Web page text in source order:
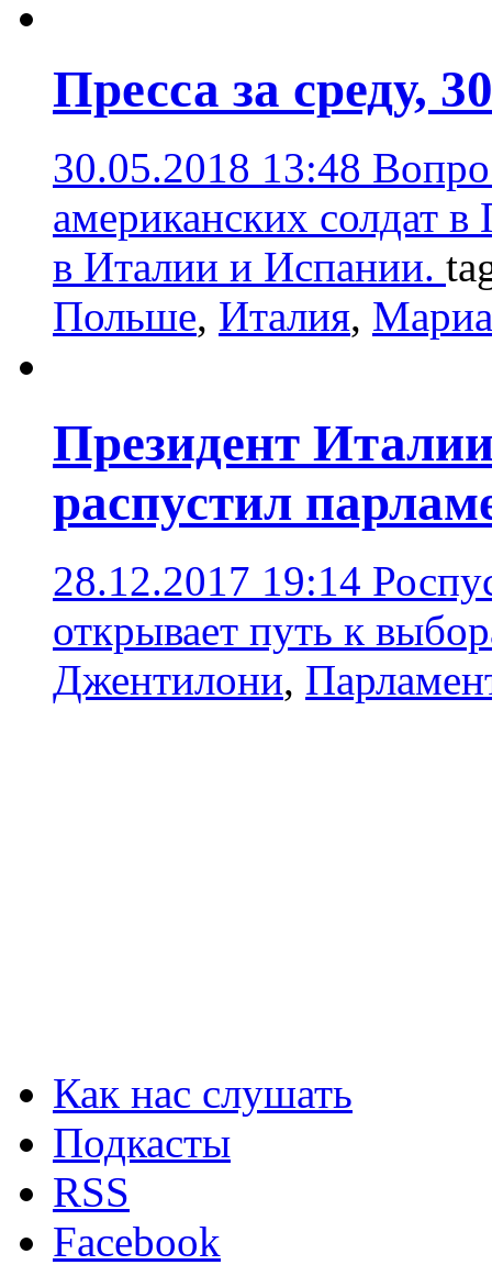
Пресса за среду,
30.05.2018 13:48
американских солдат
в Италии и Испании.
Польше, Италия,
Президент
распустил
28.12.2017 19:14
открывает путь к
Джентилони,
Как нас слушать
Подкасты
RSS
Facebook